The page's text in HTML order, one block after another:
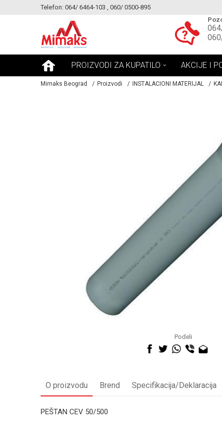
Telefon: 064/ 6464-103 , 060/ 0500-895
MOGUCNOST MONTAŽE PROIZVODA
PROIZVODI ZA KUPATILO AKCIJE I
Mimaks Beograd Proizvodi INSTALACIONI MATERIJAL
Podeli
O proizvodu Brend Specifikacija/Deklaracija
PEŠTAN CEV 50/500